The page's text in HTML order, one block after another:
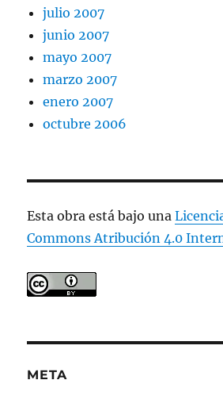
julio 2007
junio 2007
mayo 2007
marzo 2007
enero 2007
octubre 2006
Esta obra está bajo una
Commons Atribución 4.0
META